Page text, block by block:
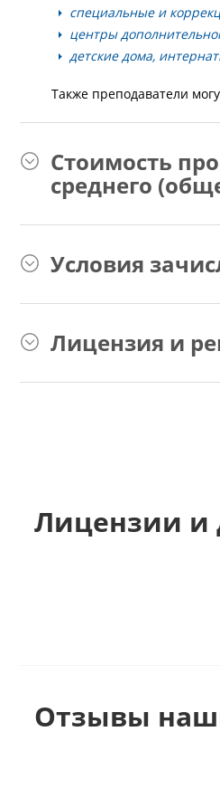
специальные и
центры
детские дома,
Также преподаватели
Стоимость
среднего
Условия
Лицензия и
Лицензии и
Отзывы